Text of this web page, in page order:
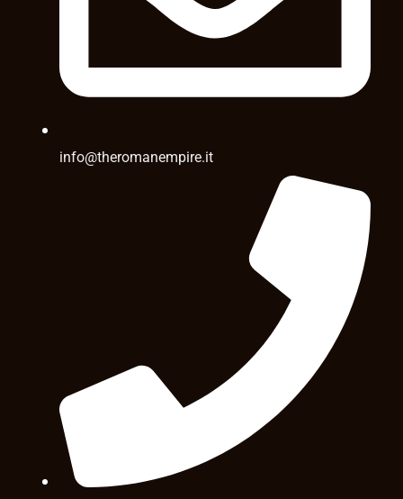
info@theromanempire.it